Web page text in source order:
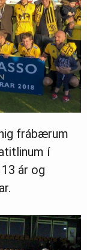
frábærum
í
ár og